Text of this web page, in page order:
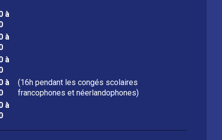
à
à
à
à
(16h pendant les congés scolaires
francophones et néerlandophones)
à